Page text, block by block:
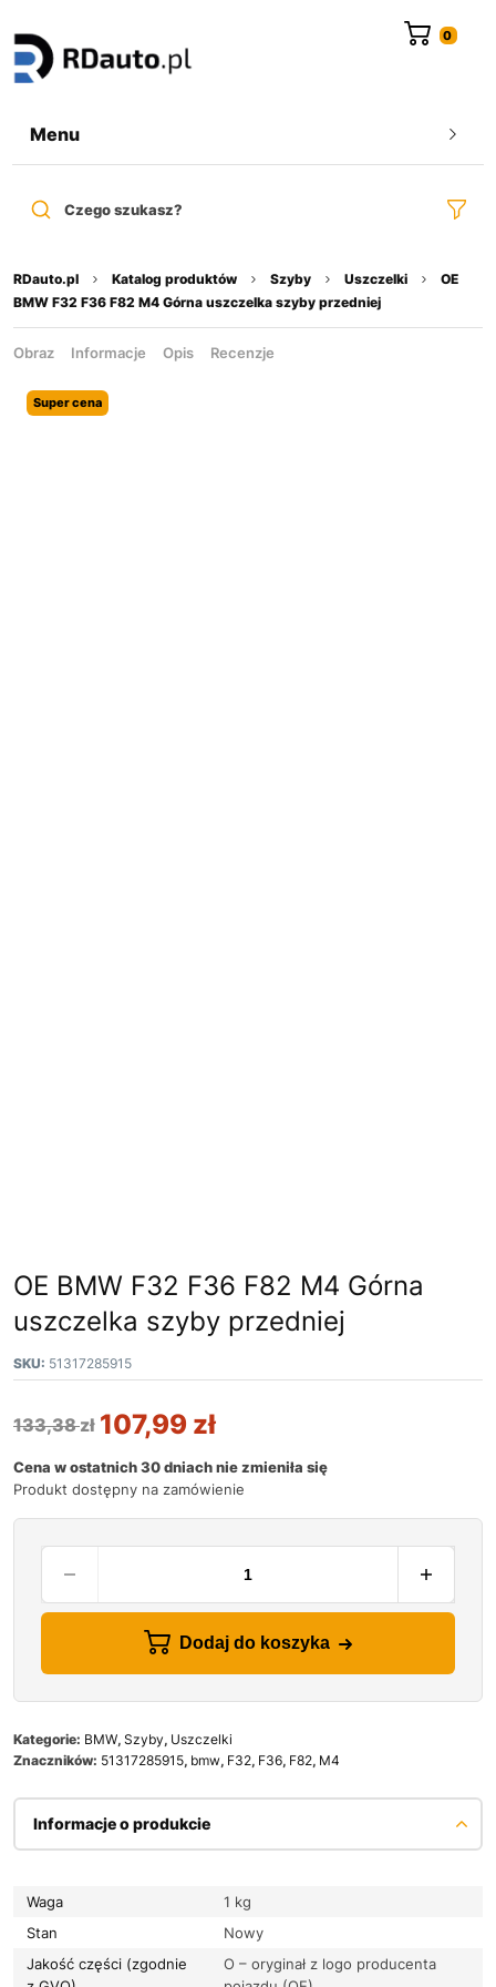
Menu
Czego szukasz?
RDauto.pl Katalog produktów Szyby Uszczelki
OE
BMW F32 F36 F82 M4 Górna uszczelka szyby przedniej
Obraz Informacje Opis Recenzje
Super cena
OE BMW F32 F36 F82 M4 Górna
uszczelka szyby przedniej
SKU: 51317285915
133,38zł 107,99 zł
Cena w ostatnich 30 dniach nie zmieniła się
Produkt dostępny na zamówienie
Dodaj do koszyka
Kategorie: BMW, Szyby, Uszczelki
Znaczników: 51317285915, bmw, F32, F36, F82, M4
Informacje o produkcie
Waga
1 kg
Stan
Nowy
Jakość części (zgodnie
O – oryginał z logo producenta